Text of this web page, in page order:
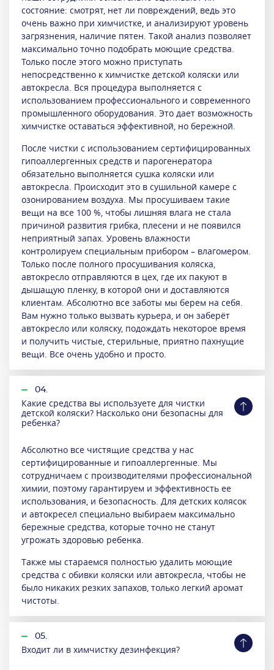
состояние: смотрят, нет ли повреждений, ведь это
очень важно при химчистке, и анализируют уровень
загрязнения, наличие пятен. Такой анализ позволяет
максимально точно подобрать моющие средства.
Только после этого можно приступать
непосредственно к химчистке детской коляски или
автокресла. Вся процедура выполняется с
использованием профессионального и современного
промышленного оборудования. Это дает возможность
химчистке оставаться эффективной, но бережной.
После чистки с использованием сертифицированных
гипоаллергенных средств и парогенератора
обязательно выполняется сушка коляски или
автокресла. Происходит это в сушильной камере с
озонированием воздуха. Мы просушиваем такие
вещи на все 100 %, чтобы лишняя влага не стала
причиной развития грибка, плесени и не появился
неприятный запах. Уровень влажности
контролируем специальным прибором – влагомером.
Только после полного просушивания коляска,
автокресло отправляются в цех, где их пакуют в
дышащую пленку, в которой они и доставляются
клиентам. Абсолютно все заботы мы берем на себя.
Вам нужно только вызвать курьера, и он заберёт
автокресло или коляску, подождать некоторое время
и получить чистые, стерильные, приятно пахнущие
вещи. Все очень удобно и просто.
04.
Какие средства вы используете для чистки
детской коляски? Насколько они безопасны для
ребенка?
Абсолютно все чистящие средства у нас
сертифицированные и гипоаллергенные. Мы
сотрудничаем с производителями профессиональной
химии, поэтому гарантируем и эффективность ее
использования, и безопасность. Для детских колясок
и автокресел специально выбираем максимально
бережные средства, которые точно не станут
угрожать здоровью ребенка.
Также мы стараемся полностью удалить моющие
средства с обивки коляски или автокресла, чтобы не
было никаких резких запахов, только легкий аромат
чистоты.
05.
Входит ли в химчистку дезинфекция?